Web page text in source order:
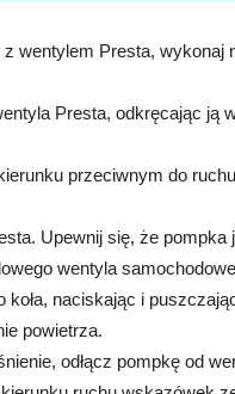
wentylem Presta, wykonaj
Presta, odkręcając ją
przeciwnym do
Upewnij się, że
wentyla
koła, naciskając i
powietrza.
odłącz pompkę od